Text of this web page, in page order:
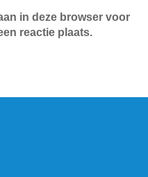
in deze browser voor
reactie plaats.